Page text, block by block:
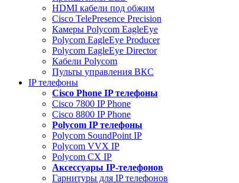
HDMI кабели под обжим
Cisco TelePresence Precision
Камеры Polycom EagleEye
Polycom EagleEye Producer
Polycom EagleEye Director
Кабели Polycom
Пульты управления ВКС
IP телефоны
Сisco Phone IP телефоны
Cisco 7800 IP Phone
Cisco 8800 IP Phone
Polycom IP телефоны
Polycom SoundPoint IP
Polycom VVX IP
Polycom CX IP
Аксессуары IP-телефонов
Гарнитуры для IP телефонов